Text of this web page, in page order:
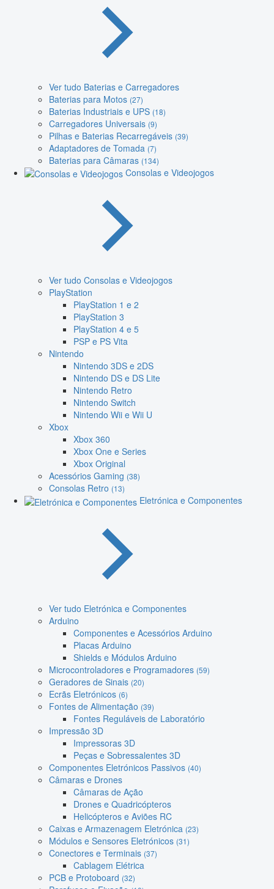
Ver tudo Baterias e Carregadores
Baterias para Motos (27)
Baterias Industriais e UPS (18)
Carregadores Universais (9)
Pilhas e Baterias Recarregáveis (39)
Adaptadores de Tomada (7)
Baterias para Câmaras (134)
Consolas e Videojogos
Ver tudo Consolas e Videojogos
PlayStation
PlayStation 1 e 2
PlayStation 3
PlayStation 4 e 5
PSP e PS Vita
Nintendo
Nintendo 3DS e 2DS
Nintendo DS e DS Lite
Nintendo Retro
Nintendo Switch
Nintendo Wii e Wii U
Xbox
Xbox 360
Xbox One e Series
Xbox Original
Acessórios Gaming (38)
Consolas Retro (13)
Eletrónica e Componentes
Ver tudo Eletrónica e Componentes
Arduino
Componentes e Acessórios Arduino
Placas Arduino
Shields e Módulos Arduino
Microcontroladores e Programadores (59)
Geradores de Sinais (20)
Ecrãs Eletrónicos (6)
Fontes de Alimentação (39)
Fontes Reguláveis de Laboratório
Impressão 3D
Impressoras 3D
Peças e Sobressalentes 3D
Componentes Eletrónicos Passivos (40)
Câmaras e Drones
Câmaras de Ação
Drones e Quadricópteros
Helicópteros e Aviões RC
Caixas e Armazenagem Eletrónica (23)
Módulos e Sensores Eletrónicos (31)
Conectores e Terminais (37)
Cablagem Elétrica
PCB e Protoboard (32)